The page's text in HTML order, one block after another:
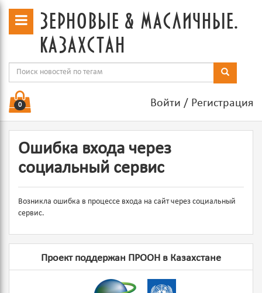
зерновые & масличные.
казахстан
Войти / Регистрация
0
Ошибка входа через
социальный сервис
Возникла ошибка в процессе входа на сайт через социальный
сервис.
Проект поддержан ПРООН в Казахстане